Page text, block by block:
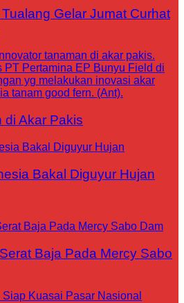
Gelar Jumat Curhat
di Akar Pakis
Bakal Diguyur Hujan
Baja Pada Mercy Sabo